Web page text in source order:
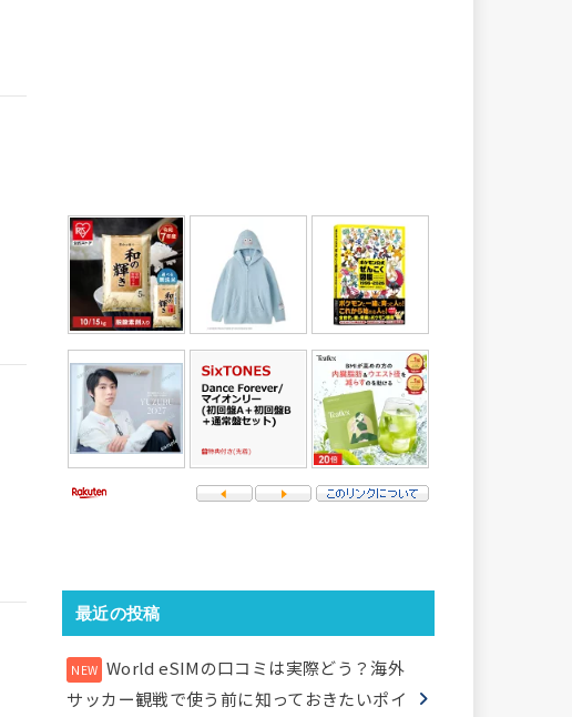
最近の投稿
World eSIMの口コミは実際どう？海外
サッカー観戦で使う前に知っておきたいポイ